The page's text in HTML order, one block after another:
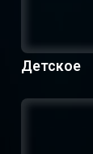
Детское